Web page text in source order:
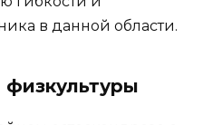
в данной области.